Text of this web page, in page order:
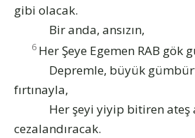
gibi olacak.
Bir anda, ansızın,
6 Her Şeye Egemen RAB gök
Depremle, büyük
fırtınayla,
Her şeyi yiyip bitiren ateş
cezalandıracak.